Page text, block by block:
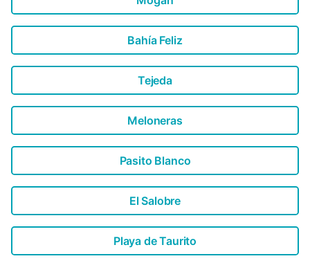
Bahía Feliz
Tejeda
Meloneras
Pasito Blanco
El Salobre
Playa de Taurito